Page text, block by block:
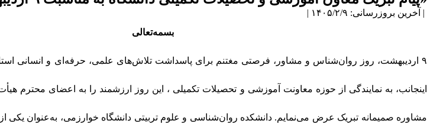
| آخرین بروزرسانی: ۱۴۰۵/۲/۹ |
بسمه‌تعالی
۹ اردیبهشت، روز روان‌شناس و مشاور، فرصتی مغتنم برای پاسداشت تلاش‌های علمی، حرفه‌ای و انسانی
اینجانب، به نمایندگی از حوزه معاونت آموزشی و تحصیلات تکمیلی ، این روز ارزشمند را به اعضای
مشاوره صمیمانه تبریک عرض می‌نمایم. دانشکده روان‌شناسی و علوم تربیتی دانشگاه خوارزمی، به‌عنوان